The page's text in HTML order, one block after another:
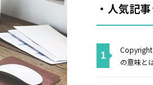
・人気記
の意味と